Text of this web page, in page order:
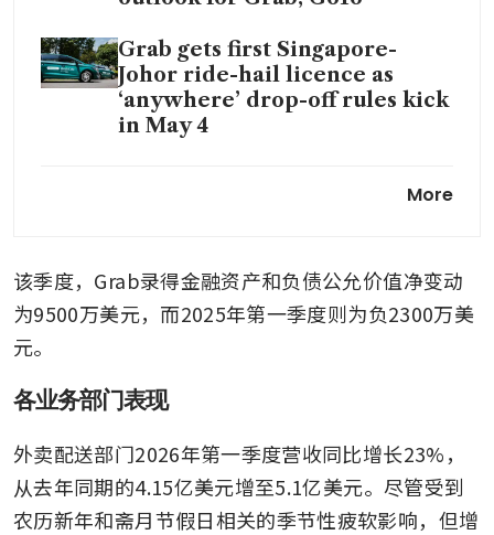
Grab gets first Singapore-
Johor ride-hail licence as
‘anywhere’ drop-off rules kick
in May 4
More
该季度，Grab录得金融资产和负债公允价值净变动
为9500万美元，而2025年第一季度则为负2300万美
元。
各业务部门表现
外卖配送部门2026年第一季度营收同比增长23%，
从去年同期的4.15亿美元增至5.1亿美元。尽管受到
农历新年和斋月节假日相关的季节性疲软影响，但增